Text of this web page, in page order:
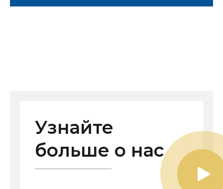
Узнайте
больше о нас